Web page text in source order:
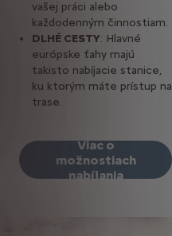
vašej práci alebo
každodenným činnostiam.
DLHÉ CESTY: Hlavné
európske ťahy majú
takisto nabíjacie stanice,
ku ktorým máte prístup na
trase.
Viac o
možnostiach
nabíjania